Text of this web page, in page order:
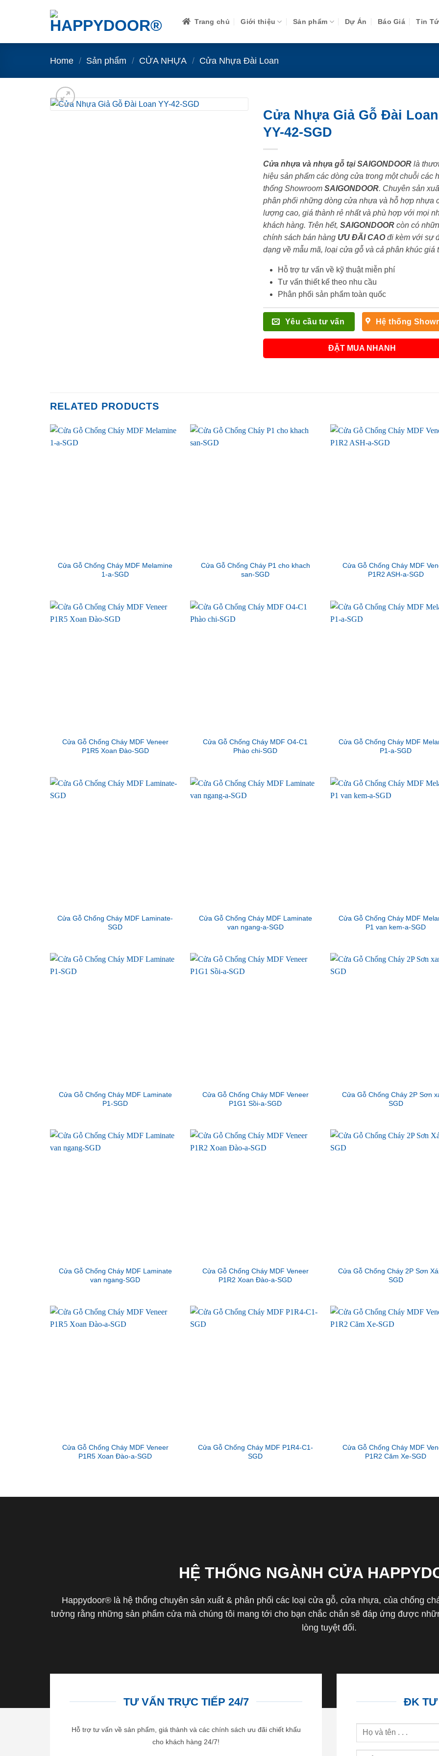
Trang chủ Giới thiệu Sản phẩm Dự Án Báo Giá Tin
Home / Sản phẩm / CỬA NHỰA / Cửa Nhựa Đài Loan
Cửa Nhựa Giả Gỗ Đài Loan
YY-42-SGD
Cửa nhựa và nhựa gỗ tại SAIGONDOORlà
hiệu sản phẩm các dòng cửa trong một chuỗi các
thống Showroom SAIGONDOOR. Chuyên sản
phân phối những dòng cửa nhựa và hỗ hợp nhựa
lượng cao, giá thành rẻ nhất và phù hợp với mọi
khách hàng. Trên hết, SAIGONDOORcòn có
chính sách bán hàng ƯU ĐÃI CAOđi kèm với sự
dạng về mẫu mã, loại cửa gỗ và cả phân khúc giá
Hỗ trợ tư vấn về kỹ thuật miễn phí
Tư vấn thiết kế theo nhu cầu
Phân phối sản phẩm toàn quốc
Yêu cầu tư vấn Hệ thống
ĐẶT MUA NHANH
RELATED PRODUCTS
Cửa Gỗ Chống Cháy MDF Melamine
1-a-SGD
Cửa Gỗ Chống Cháy P1 cho khach
san-SGD
Cửa Gỗ Chống Cháy MDF
P1R2 ASH-a-SGD
Cửa Gỗ Chống Cháy MDF Veneer
P1R5 Xoan Đào-SGD
Cửa Gỗ Chống Cháy MDF O4-C1
Phào chi-SGD
Cửa Gỗ Chống Cháy MDF
P1-a-SGD
Cửa Gỗ Chống Cháy MDF Laminate-
SGD
Cửa Gỗ Chống Cháy MDF Laminate
van ngang-a-SGD
Cửa Gỗ Chống Cháy MDF
P1 van kem-a-SGD
Cửa Gỗ Chống Cháy MDF Laminate
P1-SGD
Cửa Gỗ Chống Cháy MDF Veneer
P1G1 Sồi-a-SGD
Cửa Gỗ Chống Cháy 2P Sơn
SGD
Cửa Gỗ Chống Cháy MDF Laminate
van ngang-SGD
Cửa Gỗ Chống Cháy MDF Veneer
P1R2 Xoan Đào-a-SGD
Cửa Gỗ Chống Cháy 2P Sơn
SGD
Cửa Gỗ Chống Cháy MDF Veneer
P1R5 Xoan Đào-a-SGD
Cửa Gỗ Chống Cháy MDF P1R4-C1-
SGD
Cửa Gỗ Chống Cháy MDF
P1R2 Căm Xe-SGD
HỆ THỐNG NGÀNH CỬA
Happydoor® là hệ thống chuyên sản xuất & phân phối các loại cửa gỗ, cửa nhựa, của chống
tưởng rằng những sản phẩm cửa mà chúng tôi mang tới cho bạn chắc chắn sẽ đáp ứng được
lòng tuyệt đối.
TƯ VẤN TRỰC TIẾP 24/7
Hỗ trợ tư vấn về sản phẩm, giá thành và các chính sách ưu đãi chiết khấu
cho khách hàng 24/7!
ĐK TƯ